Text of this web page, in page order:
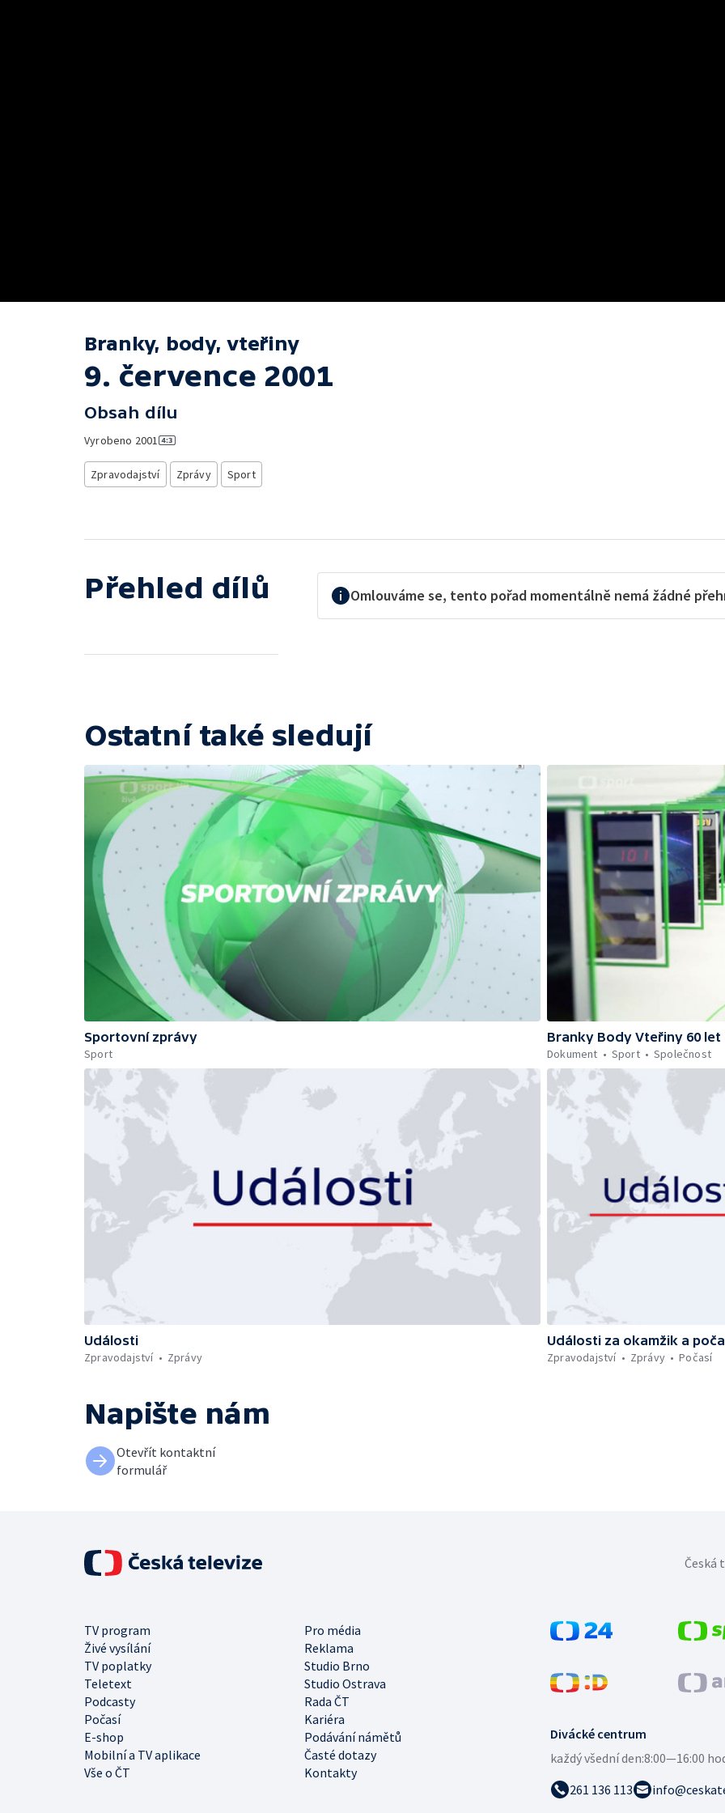
Branky, body, vteřiny
9. července 2001
Obsah dílu
Vyrobeno 2001
Zpravodajství Zprávy Sport
Přehled dílů Omlouváme se, tento pořad momentálně nemá žádné
Ostatní také sledují
Sportovní zprávy
Sport
Branky Body Vteřiny 60 let
Dokument
Sport Společnost
Události
Zpravodajství
Zprávy
Události za okamžik a
Zpravodajství
Zprávy Počasí
Napište nám
Otevřít kontaktní
formulář
Divácké centrum
každý všední den:8:00—16:00
261 136 113
TV program
Pro média
Živé vysílání
Reklama
TV poplatky
Studio Brno
Teletext
Studio Ostrava
Podcasty
Rada ČT
Počasí
Kariéra
E-shop
Podávání námětů
Mobilní a TV aplikace
Časté dotazy
Vše o ČT
Kontakty
Česká